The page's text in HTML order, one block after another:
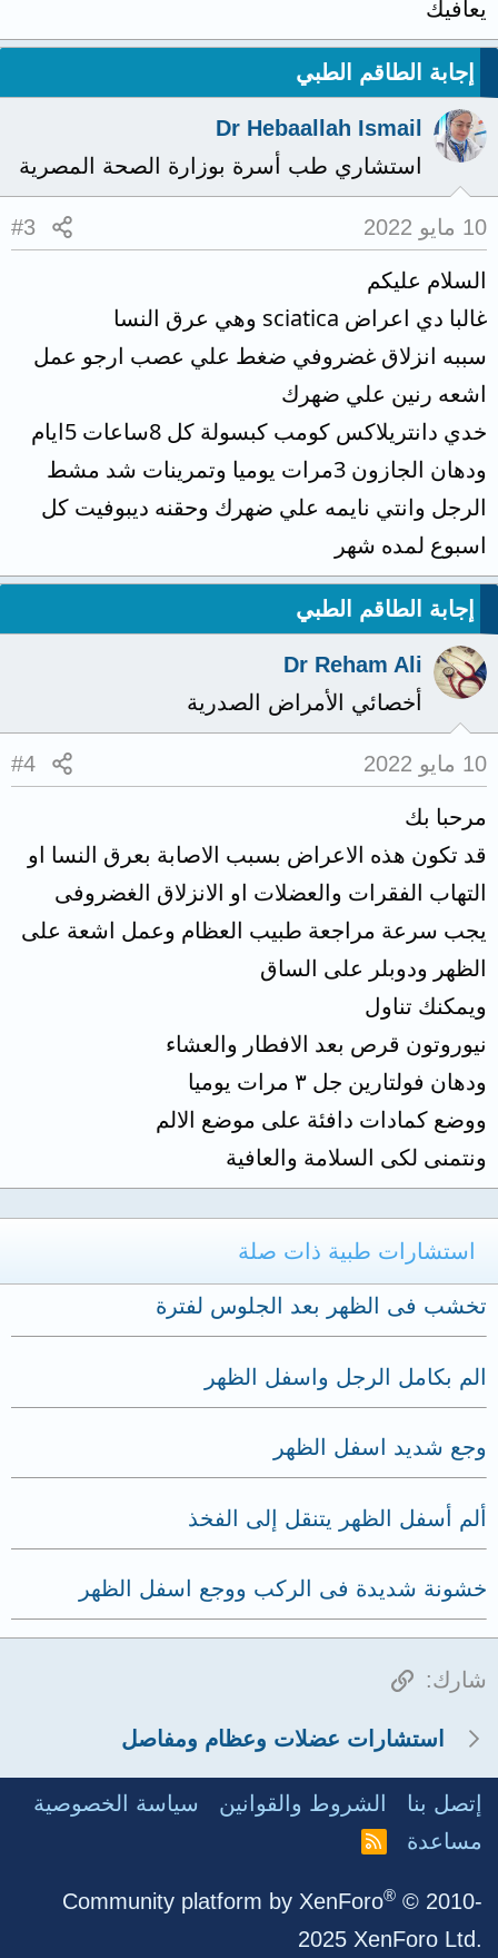
يعافيك
إجابة الطاقم الطبي
Dr Hebaallah Ismail
استشاري طب أسرة بوزارة الصحة المصرية
10 مايو 2022 #3
السلام عليكم
غالبا دي اعراض sciatica وهي عرق النسا
سببه انزلاق غضروفي ضغط علي عصب ارجو عمل
اشعه رنين علي ضهرك
خدي دانتريلاكس كومب كبسولة كل 8ساعات 5ايام
ودهان الجازون 3مرات يوميا وتمرينات شد مشط
الرجل وانتي نايمه علي ضهرك وحقنه ديبوفيت كل
اسبوع لمده شهر
إجابة الطاقم الطبي
Dr Reham Ali
أخصائي الأمراض الصدرية
10 مايو 2022 #4
مرحبا بك
قد تكون هذه الاعراض بسبب الاصابة بعرق النسا او
التهاب الفقرات والعضلات او الانزلاق الغضروفى
يجب سرعة مراجعة طبيب العظام وعمل اشعة على
الظهر ودوبلر على الساق
ويمكنك تناول
نيوروتون قرص بعد الافطار والعشاء
ودهان فولتارين جل ٣ مرات يوميا
ووضع كمادات دافئة على موضع الالم
ونتمنى لكى السلامة والعافية
استشارات طبية ذات صلة
تخشب فى الظهر بعد الجلوس لفترة
الم بكامل الرجل واسفل الظهر
وجع شديد اسفل الظهر
ألم أسفل الظهر يتنقل إلى الفخذ
خشونة شديدة فى الركب ووجع اسفل الظهر
شارك: الرابط
استشارات عضلات وعظام ومفاصل
إتصل بنا الشروط والقوانين
سياسة الخصوصية
مساعدة
R
Community platform by XenForo® © 2010-
2025 XenForo Ltd.